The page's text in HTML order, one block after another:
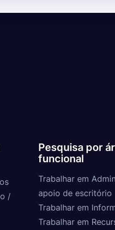
/
Pesquisa por
funcional
Trabalhar em
apoio de escritório
Trabalhar em
Trabalhar em